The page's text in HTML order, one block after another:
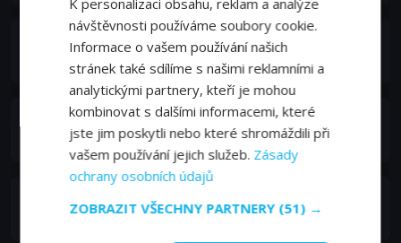
John Davidson
Lin Wing
Henry Otho
Sam Hedges, the Gardener
Parker--Sub Crewman
návštěvnosti používáme soubory cookie.
Informace o vašem používání našich
stránek také sdílíme s našimi reklamními a
analytickými partnery, kteří je mohou
kombinovat s dalšími informacemi, které
jste jim poskytli nebo které shromáždili při
vašem používání jejich služeb. Zásady
ochrany osobních údajů
ZOBRAZIT VŠECHNY PARTNERY (51) →